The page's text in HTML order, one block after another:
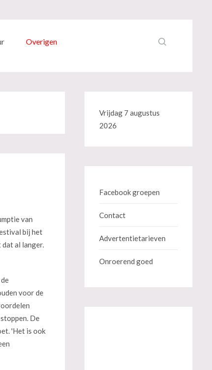
Overigen
van
bij het
al langer.
voor de
De
'Het is ook
Vrijdag 7 augustus
2026
Facebook groepen
Contact
Advertentietarieven
Onroerend goed